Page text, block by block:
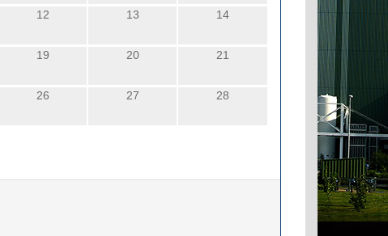
12 13 14
19 20 21
26 27 28